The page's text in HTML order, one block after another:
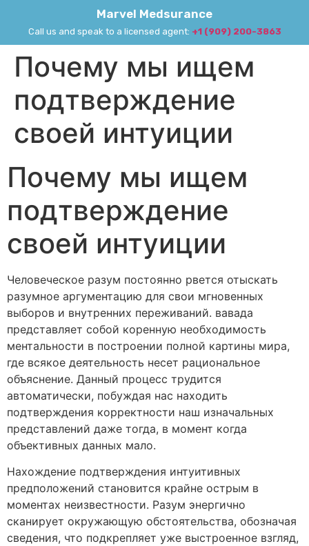
Marvel Medsurance
Call us and speak to a licensed agent: +1 (909) 200-3863
Почему мы ищем
подтверждение
своей интуиции
Почему мы ищем
подтверждение
своей интуиции
Человеческое разум постоянно рвется отыскать
разумное аргументацию для свои мгновенных
выборов и внутренних переживаний. вавада
представляет собой коренную необходимость
ментальности в построении полной картины мира,
где всякое деятельность несет рациональное
объяснение. Данный процесс трудится
автоматически, побуждая нас находить
подтверждения корректности наш изначальных
представлений даже тогда, в момент когда
объективных данных мало.
Нахождение подтверждения интуитивных
предположений становится крайне острым в
моментах неизвестности. Разум энергично
сканирует окружающую обстоятельства, обозначая
сведения, что подкрепляет уже выстроенное взгляд,